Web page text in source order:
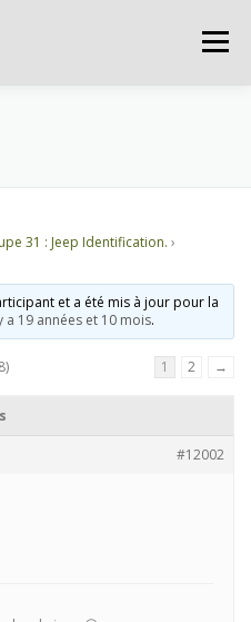
Menu
S’INSCRIRE
31 : Jeep Identification. ›
et a été mis à jour pour la
a 19 années et 10 mois.
1 2 →
#12002